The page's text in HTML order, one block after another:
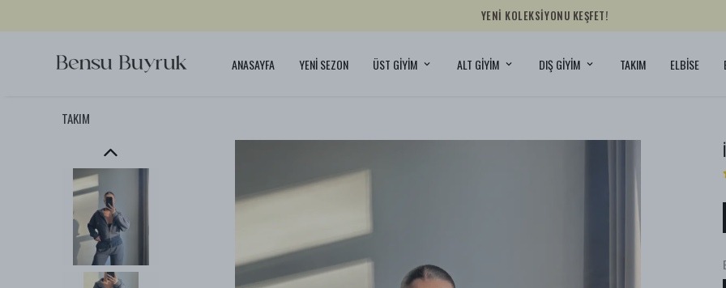
YENİ KOLEKSİYONU KEŞFET!
ANASAYFA YENİ SEZON ÜST GİYİM ALT GİYİM DIŞ GİYİM TAKIM ELBİSE
TAKIM